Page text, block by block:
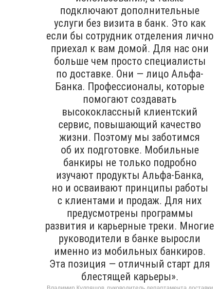
подключают дополнительные
услуги без визита в банк. Это как
если бы сотрудник отделения лично
приехал к вам домой. Для нас они
больше чем просто специалисты
по доставке. Они — лицо Альфа-
Банка. Профессионалы, которые
помогают создавать
высококлассный клиентский
сервис, повышающий качество
жизни. Поэтому мы заботимся
об их подготовке. Мобильные
банкиры не только подробно
изучают продукты Альфа-Банка,
но и осваивают принципы работы
с клиентами и продаж. Для них
предусмотрены программы
развития и карьерные треки. Многие
руководители в банке выросли
именно из мобильных банкиров.
Эта позиция — отличный старт для
блестящей карьеры».